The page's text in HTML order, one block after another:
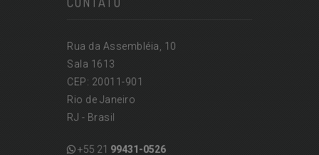
Rua da Assembléia, 10
Sala 1613
CEP: 20011-901
Rio de Janeiro
RJ - Brasil
+55 21 99431-0526